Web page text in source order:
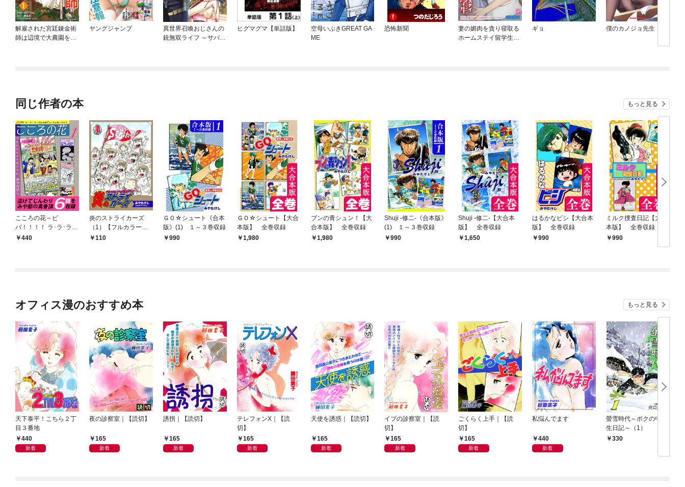
解雇された宮廷錬金術
師は辺境で大農園を作
ヤングジャンプ
異世界召喚おじさんの
銃無双ライフ ～サバゲ
ヒグマグマ【単話版】
空母いぶきGREAT GA
ME
恐怖新聞
妻の媚肉を貪り寝取る
ホームステイ留学生
ギョ 僕のカノジョ先生
同じ作者の本 もっと見る
こころの花～ビ
バ！！！！ ラ･ラ･ラ･
わしらのビューティホ
440
炎のストライカーズ
（1）【フルカラー：
第1話／第2話】
110
ＧＯ☆シュート《合本
版》(1) １～３巻収録
990
ＧＯ☆シュート【大合
本版】 全巻収録
1,980
ブンの青シュン！【大
合本版】 全巻収録
1,980
Shuji -修二-《合本版》
(1) １～３巻収録
990
Shuji -修二-【大合本
版】 全巻収録
1,650
はるかなビシ【大合本
版】 全巻収録
990
ミルク捜査日記【大合
本版】 全巻収録
990
オフィス漫のおすすめ本 もっと見る
天下泰平！こちら２丁
目３番地
440
新着
夜の診察室｜【読切】
165
新着
誘拐｜【読切】
165
新着
テレフォンX｜【読
切】
165
新着
天使を誘惑｜【読切】
165
新着
イブの診察室｜【読
切】
165
新着
ごくらく上手｜【読
切】
165
新着
私悩んでます
440
新着
螢雪時代～ボクの中学
生日記～（1）
330